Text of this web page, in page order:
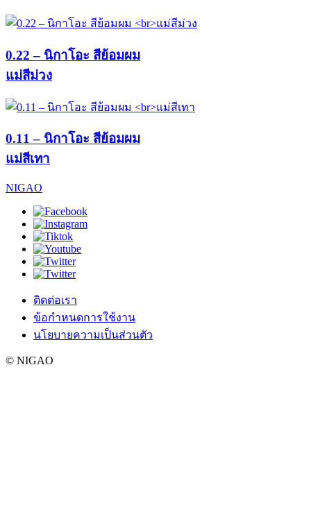
0.22 – นิกาโอะ สีย้อมผม
แม่สีม่วง
0.11 – นิกาโอะ สีย้อมผม
แม่สีเทา
NIGAO
ติดต่อเรา
ข้อกำหนดการใช้งาน
นโยบายความเป็นส่วนตัว
© NIGAO